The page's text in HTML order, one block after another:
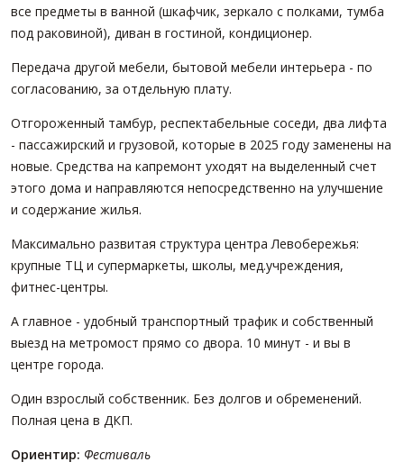
все предметы в ванной (шкафчик, зеркало с полками, тумба
под раковиной), диван в гостиной, кондиционер.
Передача другой мебели, бытовой мебели интерьера - по
согласованию, за отдельную плату.
Отгороженный тамбур, респектабельные соседи, два лифта
- пассажирский и грузовой, которые в 2025 году заменены на
новые. Средства на капремонт уходят на выделенный счет
этого дома и направляются непосредственно на улучшение
и содержание жилья.
Максимально развитая структура центра Левобережья:
крупные ТЦ и супермаркеты, школы, мед.учреждения,
фитнес-центры.
А главное - удобный транспортный трафик и собственный
выезд на метромост прямо со двора. 10 минут - и вы в
центре города.
Один взрослый собственник. Без долгов и обременений.
Полная цена в ДКП.
Ориентир: Фестиваль